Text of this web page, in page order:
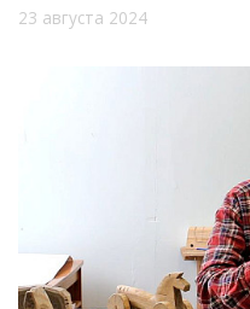
23 августа 2024